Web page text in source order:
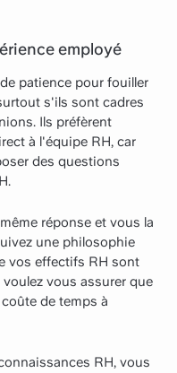
employé
patience pour fouiller
s'ils sont cadres
Ils préfèrent
à l'équipe RH, car
des questions
réponse et vous la
une philosophie
vos effectifs RH sont
vous assurer que
de temps à
RH, vous